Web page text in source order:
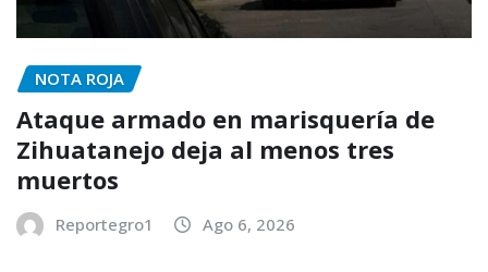
NOTA ROJA
Ataque armado en marisquería de
Zihuatanejo deja al menos tres
muertos
Reportegro1 Ago 6, 2026